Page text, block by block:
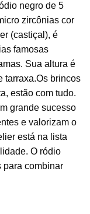
negro de 5
zircônias cor
(castiçal), é
famosas
Sua altura é
tarraxa.Os brincos
estão com tudo.
grande sucesso
e valorizam o
está na lista
O ródio
para combinar